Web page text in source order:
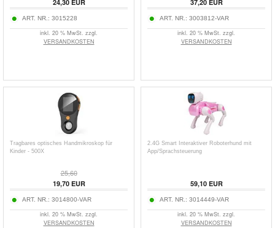
24,30EUR
ART. NR.: 3015228
inkl. 20 % MwSt. zzgl.
VERSANDKOSTEN
37,20EUR
ART. NR.: 3003812-VAR
inkl. 20 % MwSt. zzgl.
VERSANDKOSTEN
Tragbares optisches Handmikroskop für
Kinder - 500X
25,60
19,70EUR
ART. NR.: 3014800-VAR
inkl. 20 % MwSt. zzgl.
VERSANDKOSTEN
2.4G Smart Interaktiver Roboterhund mit
App/Sprachsteuerung
59,10EUR
ART. NR.: 3014449-VAR
inkl. 20 % MwSt. zzgl.
VERSANDKOSTEN